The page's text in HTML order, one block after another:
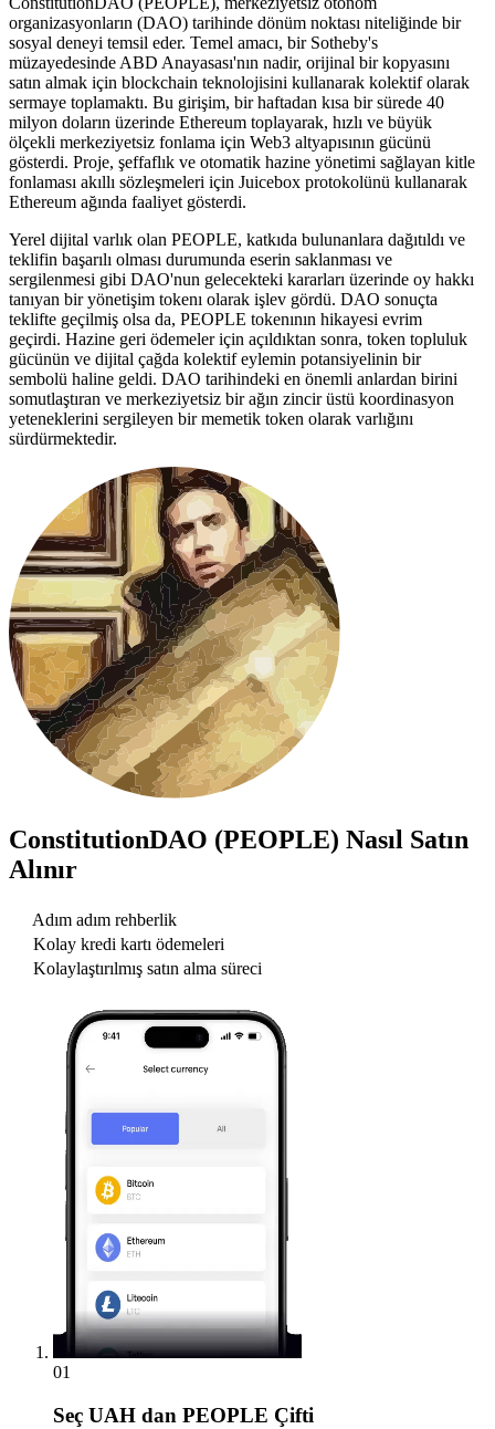
organizasyonların (DAO) tarihinde dönüm noktası niteliğinde bir
sosyal deneyi temsil eder. Temel amacı, bir Sotheby's
müzayedesinde ABD Anayasası'nın nadir, orijinal bir kopyasını
satın almak için blockchain teknolojisini kullanarak kolektif olarak
sermaye toplamaktı. Bu girişim, bir haftadan kısa bir sürede 40
milyon doların üzerinde Ethereum toplayarak, hızlı ve büyük
ölçekli merkeziyetsiz fonlama için Web3 altyapısının gücünü
gösterdi. Proje, şeffaflık ve otomatik hazine yönetimi sağlayan kitle
fonlaması akıllı sözleşmeleri için Juicebox protokolünü kullanarak
Ethereum ağında faaliyet gösterdi.
Yerel dijital varlık olan PEOPLE, katkıda bulunanlara dağıtıldı ve
teklifin başarılı olması durumunda eserin saklanması ve
sergilenmesi gibi DAO'nun gelecekteki kararları üzerinde oy hakkı
tanıyan bir yönetişim tokenı olarak işlev gördü. DAO sonuçta
teklifte geçilmiş olsa da, PEOPLE tokenının hikayesi evrim
geçirdi. Hazine geri ödemeler için açıldıktan sonra, token topluluk
gücünün ve dijital çağda kolektif eylemin potansiyelinin bir
sembolü haline geldi. DAO tarihindeki en önemli anlardan birini
somutlaştıran ve merkeziyetsiz bir ağın zincir üstü koordinasyon
yeteneklerini sergileyen bir memetik token olarak varlığını
sürdürmektedir.
ConstitutionDAO (PEOPLE) Nasıl Satın
Alınır
Adım adım rehberlik
Kolay kredi kartı ödemeleri
Kolaylaştırılmış satın alma süreci
01
Seç UAH dan PEOPLE Çifti